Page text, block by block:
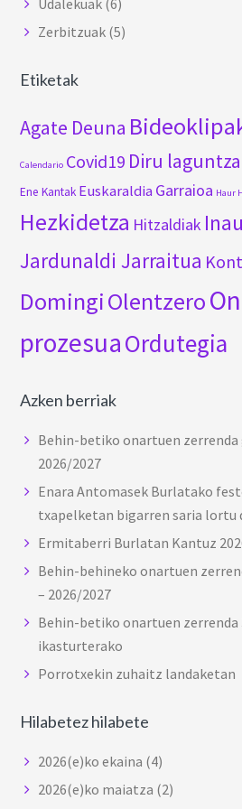
Zerbitzuak (5)
Etiketak
Agate Deuna
Calendario Covid19 Diru
Ene Kantak Euskaraldia Garraioa Haur
Hezkidetza Hitzaldiak
Jardunaldi Jarraitua
DomingiOlentzero
prozesuaOrdutegia
Azken berriak
Behin-betiko onartuen
2026/2027
Enara Antomasek Burlatako
txapelketan bigarren saria lortu
Ermitaberri Burlatan Kantuz
Behin-behineko onartuen
– 2026/2027
Behin-betiko onartuen zerrenda
ikasturterako
Porrotxekin zuhaitz landaketan
Hilabetez hilabete
2026(e)ko ekaina (4)
2026(e)ko maiatza (2)